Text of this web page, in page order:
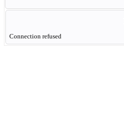
Connection refused